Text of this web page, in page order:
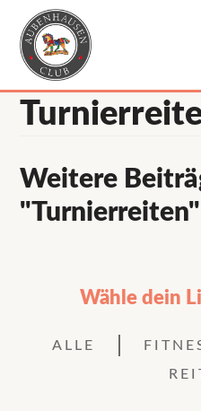
content
Weitere
"Turnierreiten"
Wähle dein
ALLE